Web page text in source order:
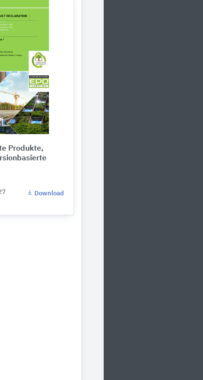
Produkte,
Download